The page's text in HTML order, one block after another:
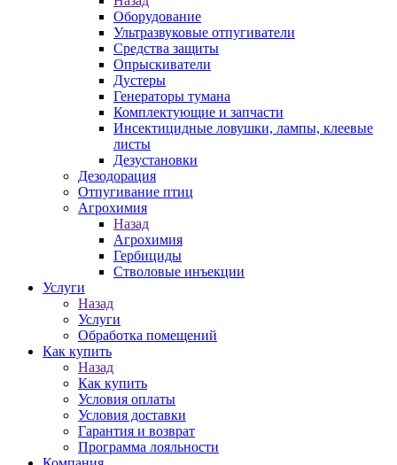
Оборудование
Ультразвуковые отпугиватели
Средства защиты
Опрыскиватели
Дустеры
Генераторы тумана
Комплектующие и запчасти
Инсектицидные ловушки, лампы, клеевые
листы
Дезустановки
Дезодорация
Отпугивание птиц
Агрохимия
Назад
Агрохимия
Гербициды
Стволовые инъекции
Услуги
Назад
Услуги
Обработка помещений
Как купить
Назад
Как купить
Условия оплаты
Условия доставки
Гарантия и возврат
Программа лояльности